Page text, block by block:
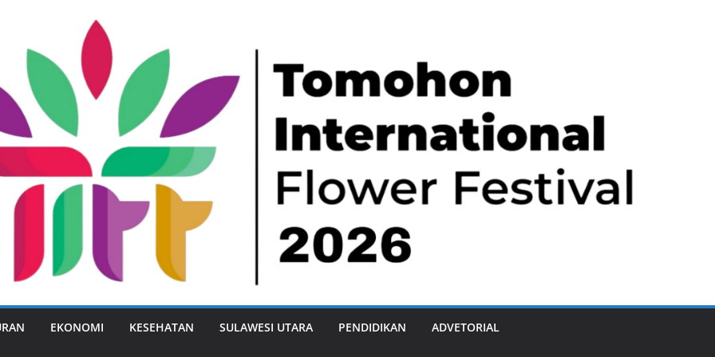
EKONOMI KESEHATAN SULAWESI UTARA PENDIDIKAN ADVETORIAL